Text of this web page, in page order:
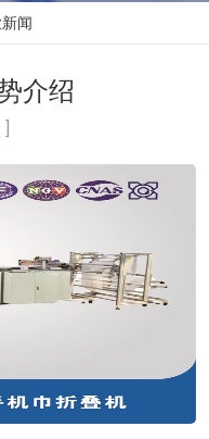
闻
介绍